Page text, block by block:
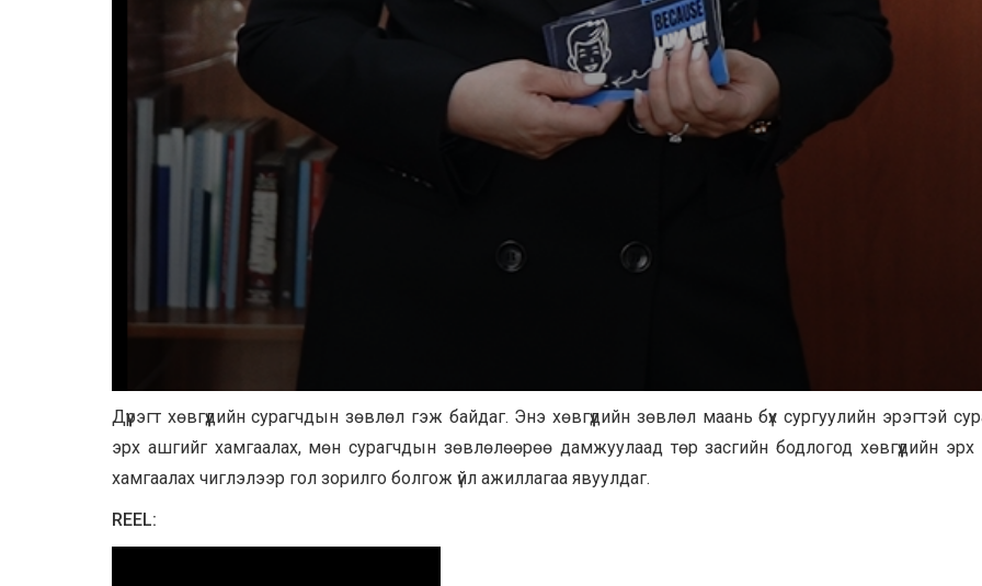
Дүүрэгт хөвгүүдийн сурагчдын зөвлөл гэж байдаг. Энэ хөвгүүдийн зөвлөл маань бүх сургуулийн эрэгтэй
эрх ашгийг хамгаалах, мөн сурагчдын зөвлөлөөрөө дамжуулаад төр засгийн бодлогод хөвгүүдийн эрх
хамгаалах чиглэлээр гол зорилго болгож үйл ажиллагаа явуулдаг.
REEL: